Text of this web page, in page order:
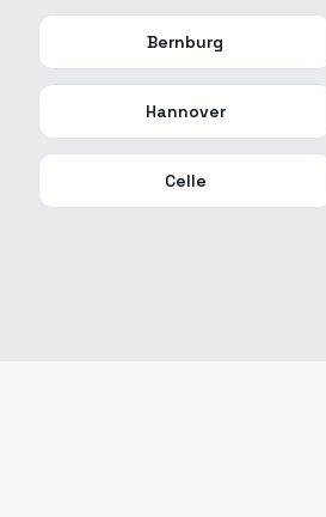
Bernburg
Hannover
Celle